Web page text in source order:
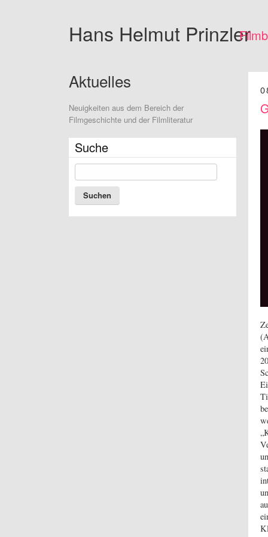
Hans Helmut Prinzler
Aktuelles
Neuigkeiten aus dem Bereich der
Filmgeschichte und der Filmliteratur
Suche